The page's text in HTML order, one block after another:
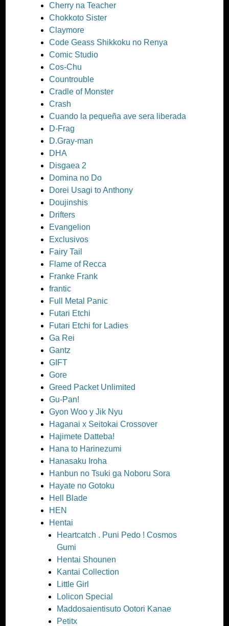
Cherry na Teacher
Chokkoto Sister
Claymore
Code Geass Shikkoku no Renya
Comic Studio
Cos-Chu
Countrouble
Cradle of Monster
Crash
Cuando la pequeña ave sera liberada
D-Frag
D.Gray-man
DHA
Disgaea 2
Domina no Do
Dorei Usagi to Anthony
Doujinshis
Drifters
Evangelion
Exclusivos
Fairy Tail
Flame of Recca
Franke Frank
frantic
Full Metal Panic
Futari Etchi
Futari Etchi for Ladies
Ga Rei
Gantz
GIFT
Gore
Greed Packet Unlimited
Gu-Pan!
Gyon Woo y Jik Nyu
Haganai x Seitokai Crossover
Hajimete Datteba!
Hana to Harinezumi
Hanasaku Iroha
Hanbun no Tsuki ga Noboru Sora
Hayate no Gotoku
Hell Blade
HEN
Hentai
Heartcatch . Puni Pedo ! Cosmos
Gumi
Hentai Shounen
Kantai Collection
Little Girl
Lolicon Special
Maddosaientisuto Ootori Kanae
Petitx